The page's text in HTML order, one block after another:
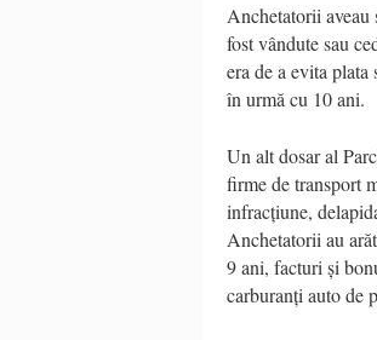
Anchetatorii
fost vândute sau
era de a evita
în urmă cu 10 ani.
Un alt dosar al
firme de transport
infracțiune,
Anchetatorii au
9 ani, facturi și
carburanți auto de